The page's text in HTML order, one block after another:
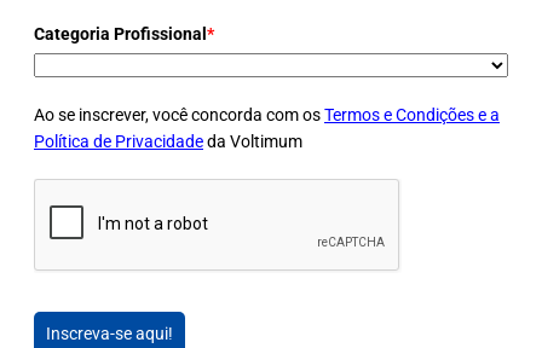
Categoria Profissional *
Ao se inscrever, você concorda com osTermos e Condições e a
Política de Privacidadeda Voltimum
Inscreva-se aqui!